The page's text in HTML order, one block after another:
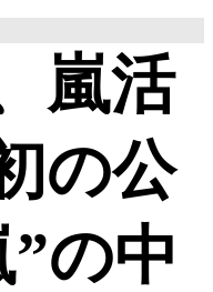
嵐活
の公
の中